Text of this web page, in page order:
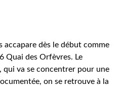
dès le début comme
Quai des Orfèvres. Le
qui va se concentrer pour une
on se retrouve à la